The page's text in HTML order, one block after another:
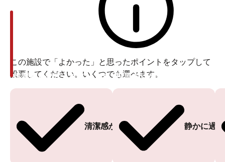
この施設で「よかった」と思ったポイントをタップして
投票してください。いくつでも選べます。
清潔感がある
投票ありがとうございます
静かに過
投票ありがとうございます